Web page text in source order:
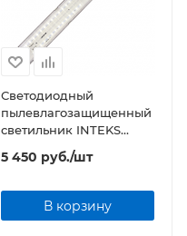
Светодиодный
пылевлагозащищенный
светильник INTEKS
Prom-50 47Вт 5380Лм
4000/5000К IP65
5 450 руб./шт
В корзину